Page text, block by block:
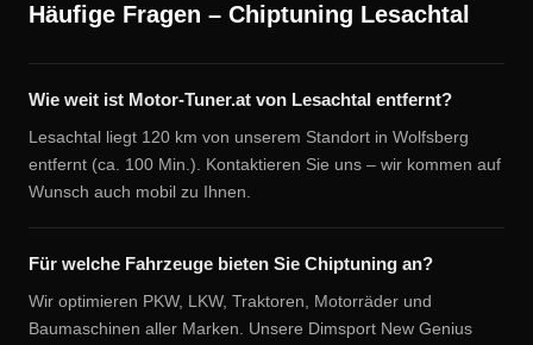
Häufige Fragen – Chiptuning Lesachtal
Wie weit ist Motor-Tuner.at von Lesachtal entfernt?
Lesachtal liegt 120 km von unserem Standort in Wolfsberg
entfernt (ca. 100 Min.). Kontaktieren Sie uns – wir kommen auf
Wunsch auch mobil zu Ihnen.
Für welche Fahrzeuge bieten Sie Chiptuning an?
Wir optimieren PKW, LKW, Traktoren, Motorräder und
Baumaschinen aller Marken. Unsere Dimsport New Genius